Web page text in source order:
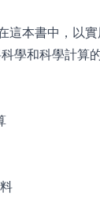
本書中，以
學和科學計